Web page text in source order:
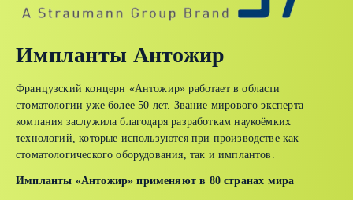
Импланты Антожир
Французский концерн «Антожир» работает в области
стоматологии уже более 50 лет. Звание мирового эксперта
компания заслужила благодаря разработкам наукоёмких
технологий, которые используются при производстве как
стоматологического оборудования, так и имплантов.
Импланты «Антожир» применяют в 80 странах мира